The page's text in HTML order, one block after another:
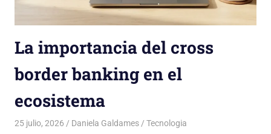
La importancia del cross
border banking en el
ecosistema
25 julio, 2026 Daniela Galdames Tecnologia